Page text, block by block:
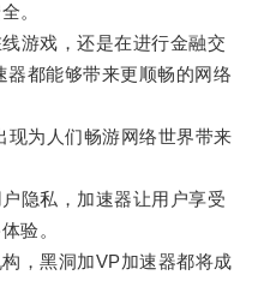
。
戏，还是在进行金融交
都能够带来更顺畅的网络
为人们畅游网络世界带来
私，加速器让用户享受
验。
黑洞加VP加速器都将成